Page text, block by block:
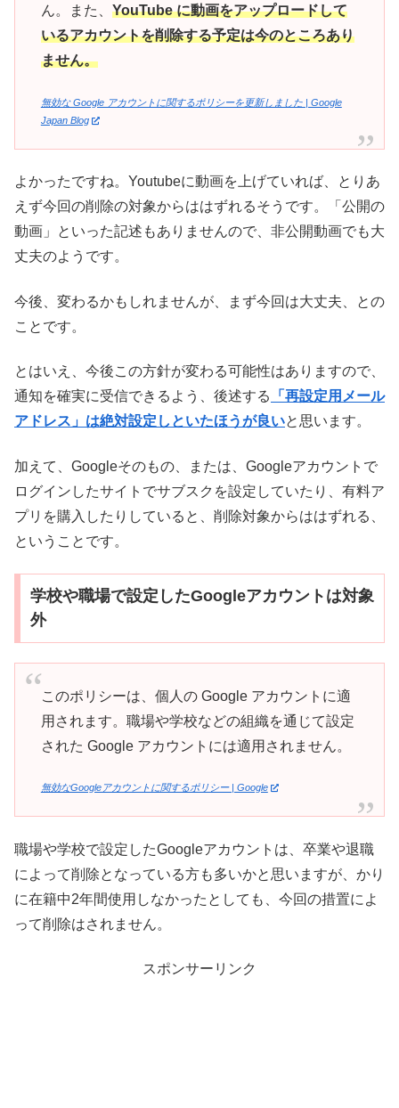
ん。また、 YouTube に動画をアップロードして
いるアカウントを削除する予定は今のところあり
ません。
無効な Google アカウントに関するポリシーを更新しました | Google
Japan Blog
よかったですね。Youtubeに動画を上げていれば、とりあ
えず今回の削除の対象からははずれるそうです。「公開の
動画」といった記述もありませんので、非公開動画でも大
丈夫のようです。
今後、変わるかもしれませんが、まず今回は大丈夫、との
ことです。
とはいえ、今後この方針が変わる可能性はありますので、
通知を確実に受信できるよう、後述する
「再設定用メール
アドレス」は絶対設定しといたほうが良いと思います。
加えて、Googleそのもの、または、Googleアカウントで
ログインしたサイトでサブスクを設定していたり、有料ア
プリを購入したりしていると、削除対象からははずれる、
ということです。
学校や職場で設定したGoogleアカウントは対象
外
このポリシーは、個人の Google アカウントに適
用されます。職場や学校などの組織を通じて設定
された Google アカウントには適用されません。
無効なGoogleアカウントに関するポリシー | Google
職場や学校で設定したGoogleアカウントは、卒業や退職
によって削除となっている方も多いかと思いますが、かり
に在籍中2年間使用しなかったとしても、今回の措置によ
って削除はされません。
スポンサーリンク